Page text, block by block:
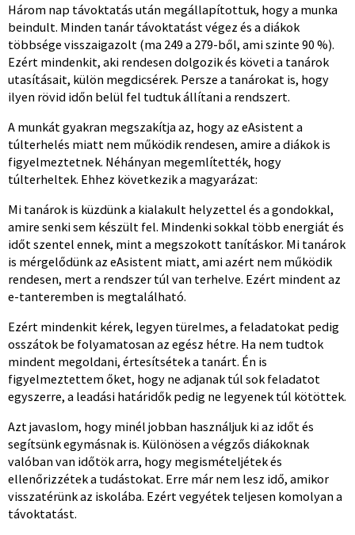
Három nap távoktatás után megállapítottuk, hogy a munka
beindult. Minden tanár távoktatást végez és a diákok
többsége visszaigazolt (ma 249 a 279-ből, ami szinte 90 %).
Ezért mindenkit, aki rendesen dolgozik és követi a tanárok
utasításait, külön megdicsérek. Persze a tanárokat is, hogy
ilyen rövid időn belül fel tudtuk állítani a rendszert.
A munkát gyakran megszakítja az, hogy az eAsistent a
túlterhelés miatt nem működik rendesen, amire a diákok is
figyelmeztetnek. Néhányan megemlítették, hogy
túlterheltek. Ehhez következik a magyarázat:
Mi tanárok is küzdünk a kialakult helyzettel és a gondokkal,
amire senki sem készült fel. Mindenki sokkal több energiát és
időt szentel ennek, mint a megszokott tanításkor. Mi tanárok
is mérgelődünk az eAsistent miatt, ami azért nem működik
rendesen, mert a rendszer túl van terhelve. Ezért mindent az
e-tanteremben is megtalálható.
Ezért mindenkit kérek, legyen türelmes, a feladatokat pedig
osszátok be folyamatosan az egész hétre. Ha nem tudtok
mindent megoldani, értesítsétek a tanárt. Én is
figyelmeztettem őket, hogy ne adjanak túl sok feladatot
egyszerre, a leadási határidők pedig ne legyenek túl kötöttek.
Azt javaslom, hogy minél jobban használjuk ki az időt és
segítsünk egymásnak is. Különösen a végzős diákoknak
valóban van időtök arra, hogy megismételjétek és
ellenőrizzétek a tudástokat. Erre már nem lesz idő, amikor
visszatérünk az iskolába. Ezért vegyétek teljesen komolyan a
távoktatást.